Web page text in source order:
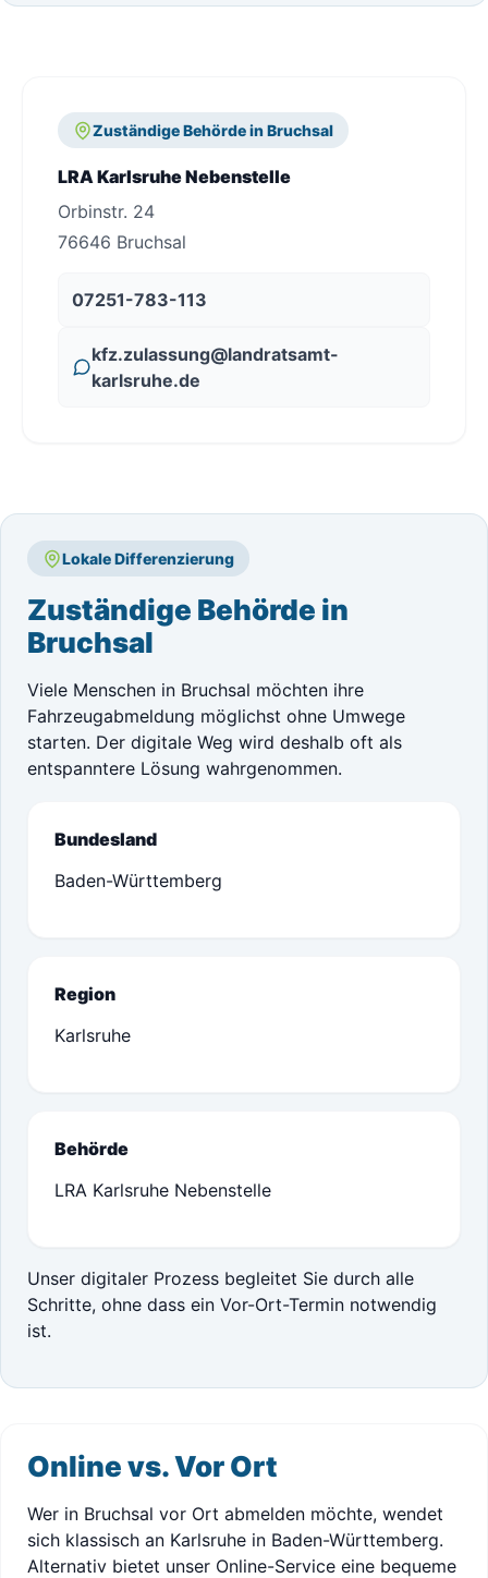
Zuständige Behörde in Bruchsal
LRA Karlsruhe Nebenstelle
Orbinstr. 24
76646 Bruchsal
07251-783-113
kfz.zulassung@landratsamt-
karlsruhe.de
Lokale Differenzierung
Zuständige Behörde in
Bruchsal
Viele Menschen in Bruchsal möchten ihre
Fahrzeugabmeldung möglichst ohne Umwege
starten. Der digitale Weg wird deshalb oft als
entspanntere Lösung wahrgenommen.
Bundesland
Baden-Württemberg
Region
Karlsruhe
Behörde
LRA Karlsruhe Nebenstelle
Unser digitaler Prozess begleitet Sie durch alle
Schritte, ohne dass ein Vor-Ort-Termin notwendig
ist.
Online vs. Vor Ort
Wer in Bruchsal vor Ort abmelden möchte, wendet
sich klassisch an Karlsruhe in Baden-Württemberg.
Alternativ bietet unser Online-Service eine bequeme